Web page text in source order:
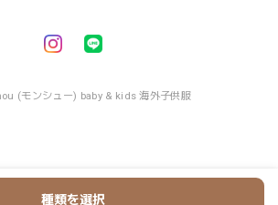
(モンシュー) baby & kids 海外子供服
種類を選択